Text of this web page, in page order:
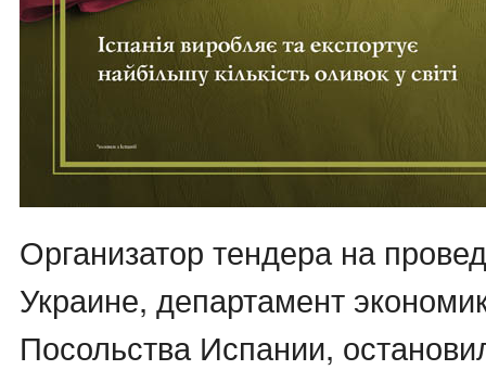
Организатор тендера на
Украине, департамент
Посольства Испании,